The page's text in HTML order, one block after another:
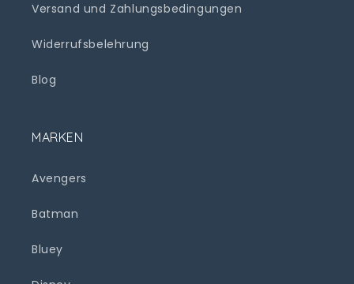
Versand und Zahlungsbedingungen
Widerrufsbelehrung
Blog
MARKEN
Avengers
Batman
Bluey